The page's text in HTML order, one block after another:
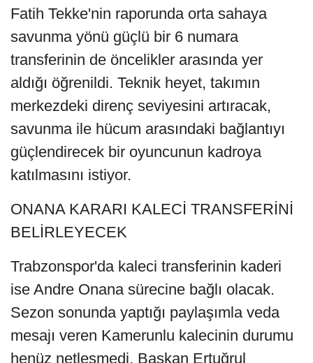
Fatih Tekke'nin raporunda orta sahaya
savunma yönü güçlü bir 6 numara
transferinin de öncelikler arasında yer
aldığı öğrenildi. Teknik heyet, takımın
merkezdeki direnç seviyesini artıracak,
savunma ile hücum arasındaki bağlantıyı
güçlendirecek bir oyuncunun kadroya
katılmasını istiyor.
ONANA KARARI KALECİ TRANSFERİNİ
BELİRLEYECEK
Trabzonspor'da kaleci transferinin kaderi
ise Andre Onana sürecine bağlı olacak.
Sezon sonunda yaptığı paylaşımla veda
mesajı veren Kamerunlu kalecinin durumu
henüz netleşmedi. Başkan Ertuğrul